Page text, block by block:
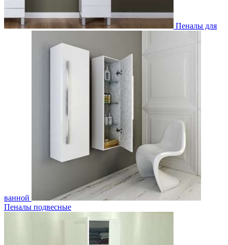
Пеналы для
ванной
Пеналы подвесные